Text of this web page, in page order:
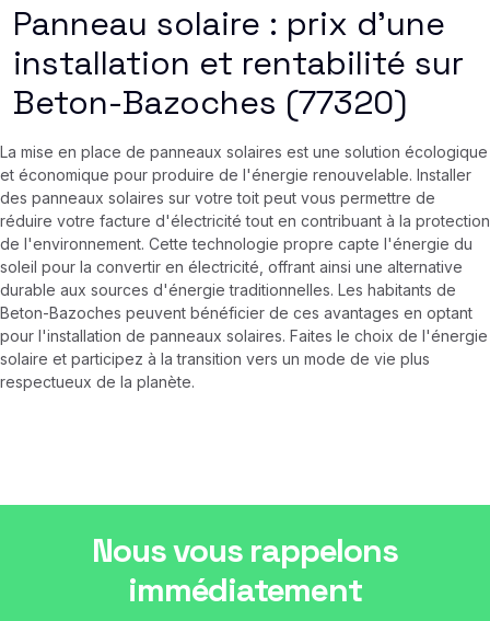
Panneau solaire : prix d’une
installation et rentabilité sur
Beton-Bazoches (77320)
La mise en place de panneaux solaires est une solution écologique
et économique pour produire de l'énergie renouvelable. Installer
des panneaux solaires sur votre toit peut vous permettre de
réduire votre facture d'électricité tout en contribuant à la protection
de l'environnement. Cette technologie propre capte l'énergie du
soleil pour la convertir en électricité, offrant ainsi une alternative
durable aux sources d'énergie traditionnelles. Les habitants de
Beton-Bazoches peuvent bénéficier de ces avantages en optant
pour l'installation de panneaux solaires. Faites le choix de l'énergie
solaire et participez à la transition vers un mode de vie plus
respectueux de la planète.
Nous vous rappelons
immédiatement